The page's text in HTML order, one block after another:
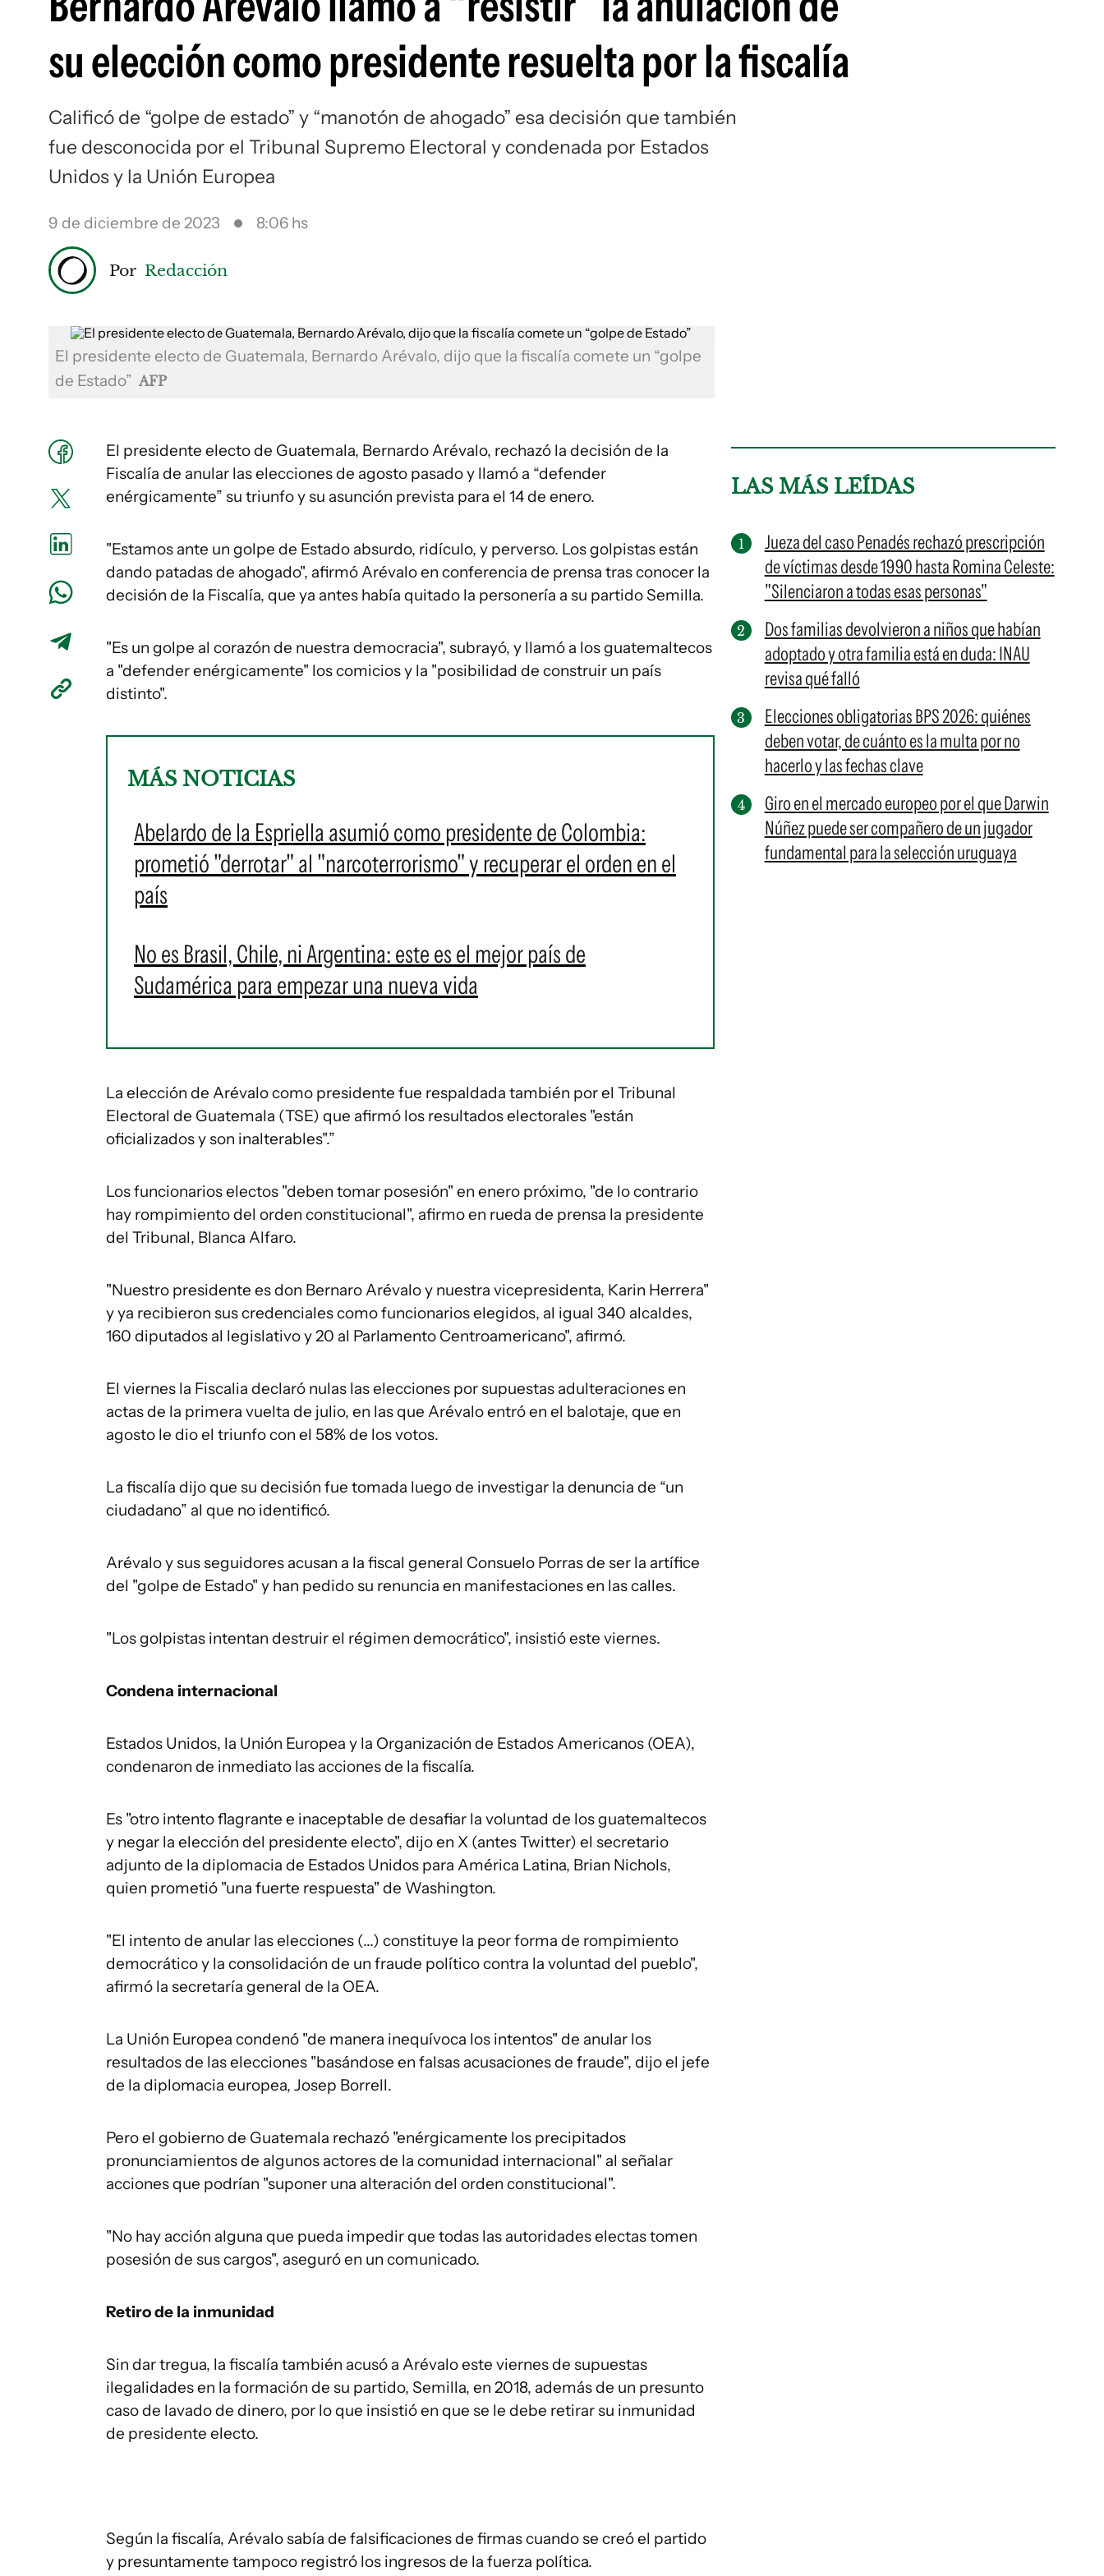
su elección como presidente resuelta por la fiscalía
Calificó de “golpe de estado” y “manotón de ahogado” esa decisión que también
fue desconocida por el Tribunal Supremo Electoral y condenada por Estados
Unidos y la Unión Europea
9 de diciembre de 2023 8:06 hs
Por Redacción
El presidente electo de Guatemala, Bernardo Arévalo, dijo que la fiscalía comete un “golpe
de Estado” AFP
El presidente electo de Guatemala, Bernardo Arévalo, rechazó la decisión de la
Fiscalía de anular las elecciones de agosto pasado y llamó a “defender
enérgicamente” su triunfo y su asunción prevista para el 14 de enero.
"Estamos ante un golpe de Estado absurdo, ridículo, y perverso. Los golpistas están
dando patadas de ahogado", afirmó Arévalo en conferencia de prensa tras conocer la
decisión de la Fiscalía, que ya antes había quitado la personería a su partido Semilla.
"Es un golpe al corazón de nuestra democracia", subrayó, y llamó a los guatemaltecos
a "defender enérgicamente" los comicios y la "posibilidad de construir un país
distinto".
MÁS NOTICIAS
Abelardo de la Espriella asumió como presidente de Colombia:
prometió "derrotar" al "narcoterrorismo" y recuperar el orden en el
país
No es Brasil, Chile, ni Argentina: este es el mejor país de
Sudamérica para empezar una nueva vida
La elección de Arévalo como presidente fue respaldada también por el Tribunal
Electoral de Guatemala (TSE) que afirmó los resultados electorales "están
oficializados y son inalterables".”
Los funcionarios electos "deben tomar posesión" en enero próximo, "de lo contrario
hay rompimiento del orden constitucional", afirmo en rueda de prensa la presidente
del Tribunal, Blanca Alfaro.
"Nuestro presidente es don Bernaro Arévalo y nuestra vicepresidenta, Karin Herrera"
y ya recibieron sus credenciales como funcionarios elegidos, al igual 340 alcaldes,
160 diputados al legislativo y 20 al Parlamento Centroamericano", afirmó.
El viernes la Fiscalia declaró nulas las elecciones por supuestas adulteraciones en
actas de la primera vuelta de julio, en las que Arévalo entró en el balotaje, que en
agosto le dio el triunfo con el 58% de los votos.
La fiscalía dijo que su decisión fue tomada luego de investigar la denuncia de “un
ciudadano” al que no identificó.
Arévalo y sus seguidores acusan a la fiscal general Consuelo Porras de ser la artífice
del "golpe de Estado" y han pedido su renuncia en manifestaciones en las calles.
"Los golpistas intentan destruir el régimen democrático", insistió este viernes.
Condena internacional
Estados Unidos, la Unión Europea y la Organización de Estados Americanos (OEA),
condenaron de inmediato las acciones de la fiscalía.
Es "otro intento flagrante e inaceptable de desafiar la voluntad de los guatemaltecos
y negar la elección del presidente electo", dijo en X (antes Twitter) el secretario
adjunto de la diplomacia de Estados Unidos para América Latina, Brian Nichols,
quien prometió "una fuerte respuesta" de Washington.
"El intento de anular las elecciones (...) constituye la peor forma de rompimiento
democrático y la consolidación de un fraude político contra la voluntad del pueblo",
afirmó la secretaría general de la OEA.
La Unión Europea condenó "de manera inequívoca los intentos" de anular los
resultados de las elecciones "basándose en falsas acusaciones de fraude", dijo el jefe
de la diplomacia europea, Josep Borrell.
Pero el gobierno de Guatemala rechazó "enérgicamente los precipitados
pronunciamientos de algunos actores de la comunidad internacional" al señalar
acciones que podrían "suponer una alteración del orden constitucional".
"No hay acción alguna que pueda impedir que todas las autoridades electas tomen
posesión de sus cargos", aseguró en un comunicado.
Retiro de la inmunidad
Sin dar tregua, la fiscalía también acusó a Arévalo este viernes de supuestas
ilegalidades en la formación de su partido, Semilla, en 2018, además de un presunto
caso de lavado de dinero, por lo que insistió en que se le debe retirar su inmunidad
de presidente electo.
Según la fiscalía, Arévalo sabía de falsificaciones de firmas cuando se creó el partido
y presuntamente tampoco registró los ingresos de la fuerza política.
LAS MÁS LEÍDAS
Jueza del caso Penadés rechazó prescripción
de víctimas desde 1990 hasta Romina Celeste:
"Silenciaron a todas esas personas"
Dos familias devolvieron a niños que habían
adoptado y otra familia está en duda: INAU
revisa qué falló
Elecciones obligatorias BPS 2026: quiénes
deben votar, de cuánto es la multa por no
hacerlo y las fechas clave
Giro en el mercado europeo por el que Darwin
Núñez puede ser compañero de un jugador
fundamental para la selección uruguaya